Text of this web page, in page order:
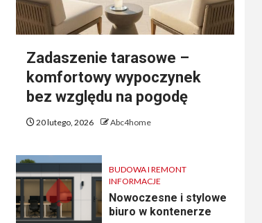
Zadaszenie tarasowe –
komfortowy wypoczynek
bez względu na pogodę
20 lutego, 2026 Abc4home
BUDOWA I REMONT
INFORMACJE
Nowoczesne i stylowe
biuro w kontenerze